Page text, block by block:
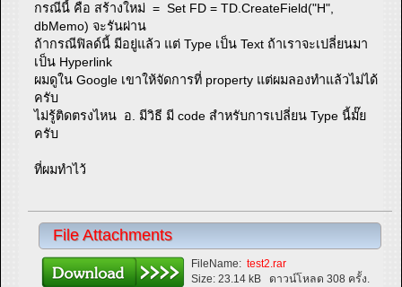
กรณีนี้ คือ สร้างใหม่ = Set FD = TD.CreateField("H",
dbMemo) จะรันผ่าน
ถ้ากรณีฟิลด์นี้ มีอยู่แล้ว แต่ Type เป็น Text ถ้าเราจะเปลี่ยนมา
เป็น Hyperlink
ผมดูใน Google เขาให้จัดการที่ property แต่ผมลองทำแล้วไม่ได้
ครับ
ไม่รู้ติดตรงไหน อ. มีวิธี มี code สำหรับการเปลี่ยน Type นี้มั๊ย
ครับ
ที่ผมทำไว้
File Attachments
FileName:test2.rar
Size:23.14 kB ดาวน์โหลด 308 ครั้ง.